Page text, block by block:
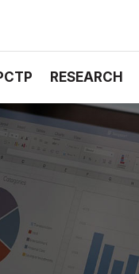
RESEARCH